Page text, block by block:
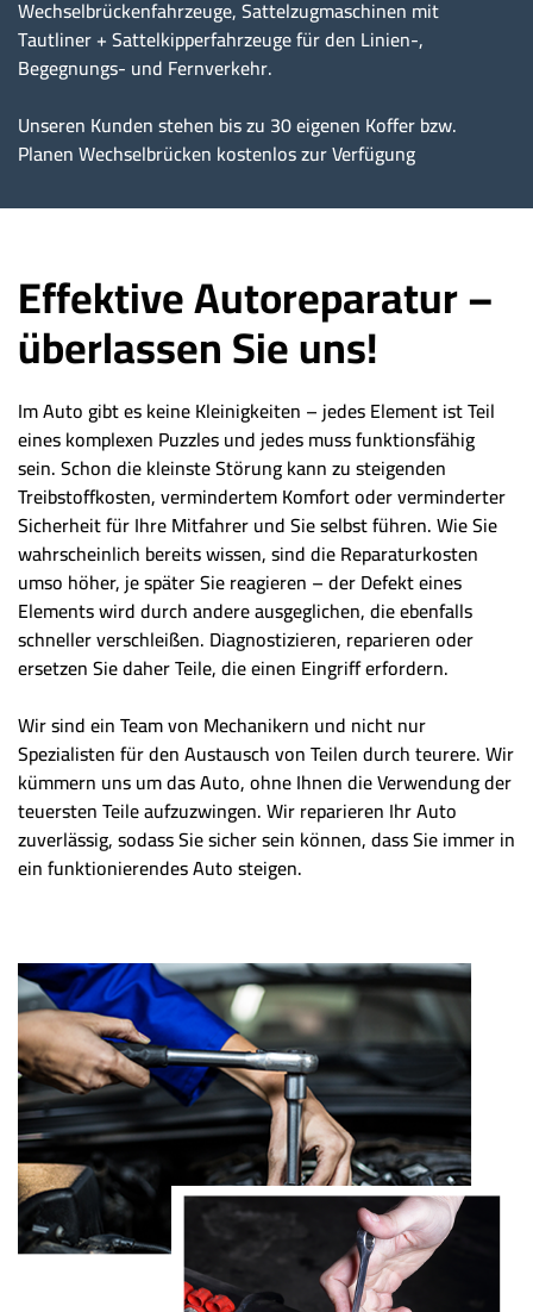
Wechselbrückenfahrzeuge, Sattelzugmaschinen mit
Tautliner + Sattelkipperfahrzeuge für den Linien-,
Begegnungs- und Fernverkehr.
Unseren Kunden stehen bis zu 30 eigenen Koffer bzw.
Planen Wechselbrücken kostenlos zur Verfügung
Effektive Autoreparatur –
überlassen Sie uns!
Im Auto gibt es keine Kleinigkeiten – jedes Element ist Teil
eines komplexen Puzzles und jedes muss funktionsfähig
sein. Schon die kleinste Störung kann zu steigenden
Treibstoffkosten, vermindertem Komfort oder verminderter
Sicherheit für Ihre Mitfahrer und Sie selbst führen. Wie Sie
wahrscheinlich bereits wissen, sind die Reparaturkosten
umso höher, je später Sie reagieren – der Defekt eines
Elements wird durch andere ausgeglichen, die ebenfalls
schneller verschleißen. Diagnostizieren, reparieren oder
ersetzen Sie daher Teile, die einen Eingriff erfordern.
Wir sind ein Team von Mechanikern und nicht nur
Spezialisten für den Austausch von Teilen durch teurere. Wir
kümmern uns um das Auto, ohne Ihnen die Verwendung der
teuersten Teile aufzuzwingen. Wir reparieren Ihr Auto
zuverlässig, sodass Sie sicher sein können, dass Sie immer in
ein funktionierendes Auto steigen.